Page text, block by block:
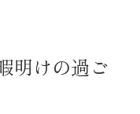
明けの過ご